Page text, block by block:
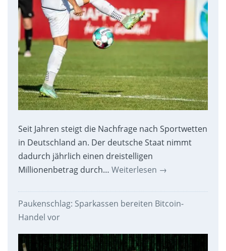
Seit Jahren steigt die Nachfrage nach Sportwetten
in Deutschland an. Der deutsche Staat nimmt
dadurch jährlich einen dreistelligen
Millionenbetrag durch… Weiterlesen →
Paukenschlag: Sparkassen bereiten Bitcoin-
Handel vor